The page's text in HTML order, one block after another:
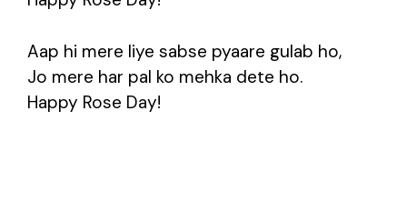
Aap hi mere liye sabse pyaare gulab ho,
Jo mere har pal ko mehka dete ho.
Happy Rose Day!